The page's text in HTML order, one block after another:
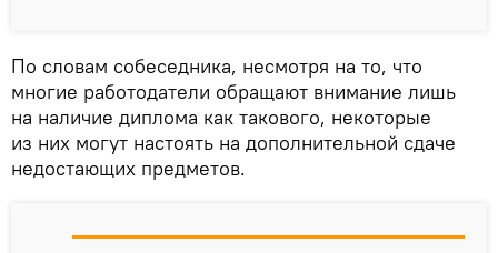
По словам собеседника, несмотря на то, что
многие работодатели обращают внимание лишь
на наличие диплома как такового, некоторые
из них могут настоять на дополнительной сдаче
недостающих предметов.